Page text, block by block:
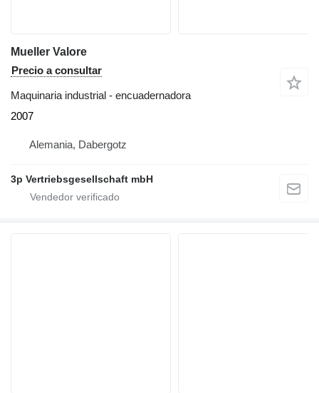
Mueller Valore
Precio a consultar
Maquinaria industrial - encuadernadora
2007
Alemania, Dabergotz
3p Vertriebsgesellschaft mbH